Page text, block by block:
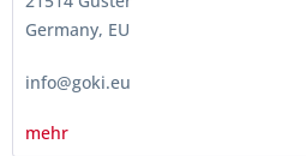
Germany, EU
info@goki.eu
mehr